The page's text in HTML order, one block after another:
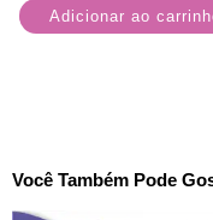
Adicionar ao
Você Também Pode